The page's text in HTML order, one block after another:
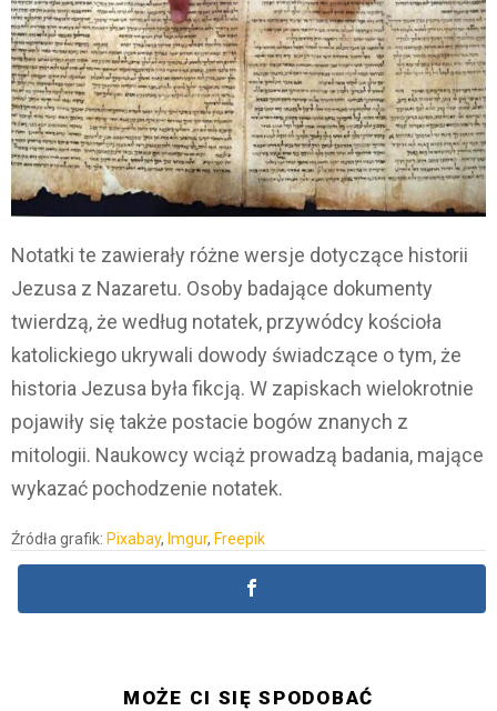
Notatki te zawierały różne wersje dotyczące historii
Jezusa z Nazaretu. Osoby badające dokumenty
twierdzą, że według notatek, przywódcy kościoła
katolickiego ukrywali dowody świadczące o tym, że
historia Jezusa była fikcją. W zapiskach wielokrotnie
pojawiły się także postacie bogów znanych z
mitologii. Naukowcy wciąż prowadzą badania, mające
wykazać pochodzenie notatek.
Źródła grafik: Pixabay, Imgur, Freepik
MOŻE CI SIĘ SPODOBAĆ